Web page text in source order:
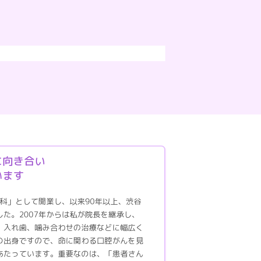
き合い
す
」として開業し、以来90年以上、渋谷
。2007年からは私が院長を継承し、
れ歯、噛み合わせの治療などに幅広く
身ですので、命に関わる口腔がんを見
っています。重要なのは、「患者さん